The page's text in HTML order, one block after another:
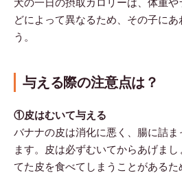
犬の一日の摂取カロリーは、体重
どによって異なるため、その子にあ
う。
与える際の注意点は？
①皮はむいて与える
バナナの皮は消化に悪く、腸に詰ま
ます。皮は必ずむいてからあげま
てた皮を食べてしまうことがある